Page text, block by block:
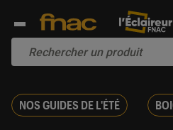
NOS GUIDES DE L'ÉTÉ